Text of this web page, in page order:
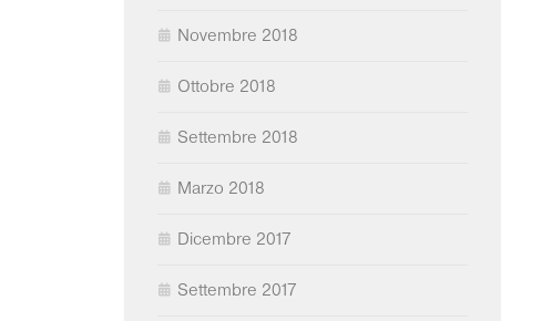
Novembre 2018
Ottobre 2018
Settembre 2018
Marzo 2018
Dicembre 2017
Settembre 2017